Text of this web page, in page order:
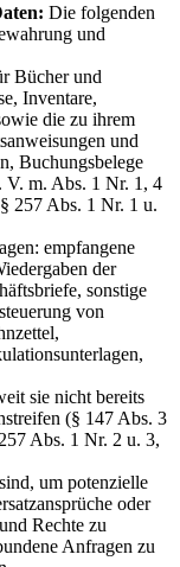
Die folgenden
und
Bücher und
Inventare,
die zu ihrem
und
Buchungsbelege
V. m. Abs. 1 Nr. 1, 4
257 Abs. 1 Nr. 1 u.
empfangene
der
sonstige
von
sie nicht bereits
(§ 147 Abs. 3
Abs. 1 Nr. 2 u. 3,
um potenzielle
oder
Rechte zu
Anfragen zu